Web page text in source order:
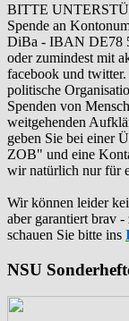
BITTE
Spende an
DiBa - IBAN DE78
oder zumindest mit
facebook und
politische
Spenden von
weitgehenden
geben Sie bei einer
ZOB" und eine
wir natürlich nur für
Wir können leider
aber garantiert brav
schauen Sie bitte ins
NSU